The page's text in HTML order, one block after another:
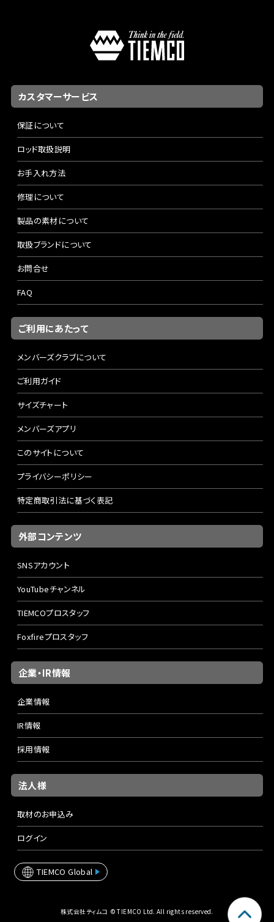
カスタマーサービス
保証について
ロッド取扱説明
お手入れ方法
修理について
製品の素材について
取扱ブランドについて
お問合せ
FAQ
ご利用にあたって
メンバーズクラブについて
ご利用ガイド
サイズチャート
メンバーズアプリ
このサイトについて
プライバシーポリシー
特定商取引法に基づく表記
外部コンテンツ
SNSアカウント
YouTubeチャンネル
TIEMCOプロスタッフ
Foxfireプロスタッフ
企業・IR情報
企業情報
IR情報
採用情報
法人様
取材のお申込み
ログイン
TIEMCO Global
株式会社ティムコ © TIEMCO Ltd. All rights reserved.